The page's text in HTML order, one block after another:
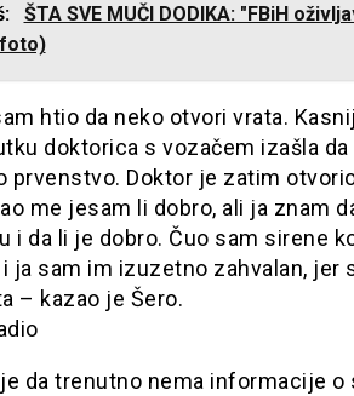
ŠTA SVE MUČI DODIKA: "FBiH
htio da neko otvori vrata.
doktorica s vozačem izašla
prvenstvo. Doktor je zatim
me jesam li dobro, ali ja znam
i da li je dobro. Čuo sam sirene
ja sam im izuzetno zahvalan, jer
– kazao je Šero.
da trenutno nema informacije